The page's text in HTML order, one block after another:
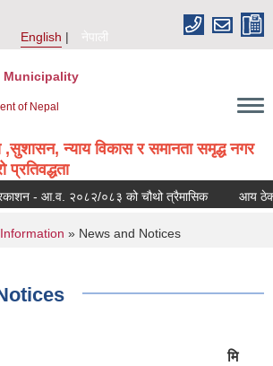
English
नेपाली
Municipality
of Nepal
,सुशासन, न्याय विकास र समानता समृद्ध नगर
प्रतिवद्धता
- आ.व. २०८२/०८३ को चौथो त्रैमासिक आय
» News and Notices
मि